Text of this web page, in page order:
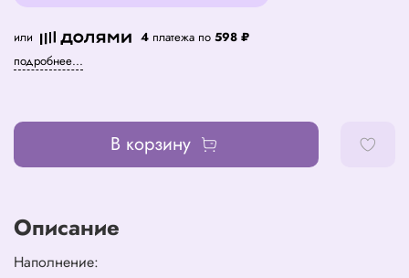
или 4 платежа по 598 ₽
подробнее...
В корзину
Описание
Наполнение: